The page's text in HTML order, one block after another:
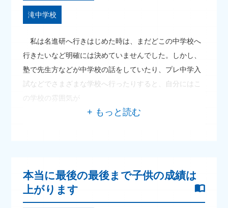
滝中学校
私は名進研へ行きはじめた時は、まだどこの中学校へ
行きたいなど明確には決めていませんでした。しかし、
塾で先生方などが中学校の話をしていたり、プレ中学入
試などでさまざまな学校へ行ったりすると、自分にはこ
の学校の雰囲気が
本当に最後の最後まで子供の成績は
上がります